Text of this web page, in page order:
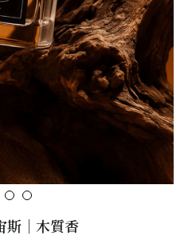
斯｜木質香